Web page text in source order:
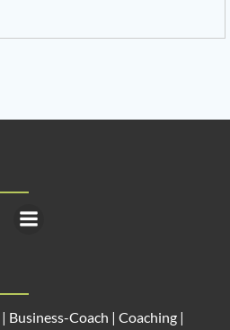
| Business-Coach | Coaching |